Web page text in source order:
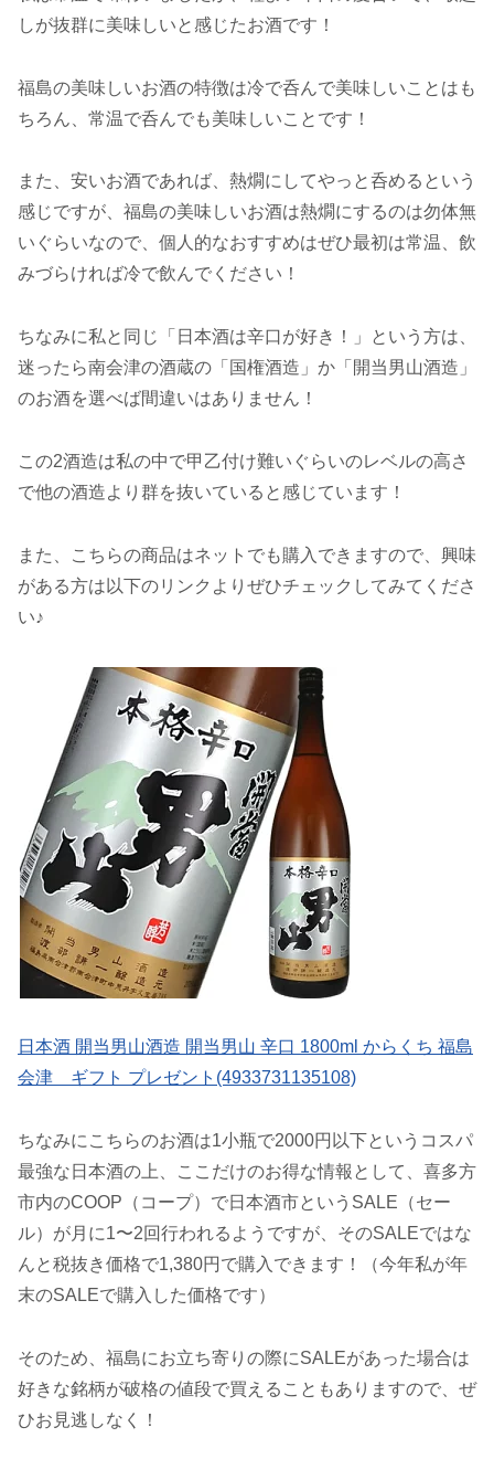
しが抜群に美味しいと感じたお酒です！
福島の美味しいお酒の特徴は冷で呑んで美味しいことはも
ちろん、常温で呑んでも美味しいことです！
また、安いお酒であれば、熱燗にしてやっと呑めるという
感じですが、福島の美味しいお酒は熱燗にするのは勿体無
いぐらいなので、個人的なおすすめはぜひ最初は常温、飲
みづらければ冷で飲んでください！
ちなみに私と同じ「日本酒は辛口が好き！」という方は、
迷ったら南会津の酒蔵の「国権酒造」か「開当男山酒造」
のお酒を選べば間違いはありません！
この2酒造は私の中で甲乙付け難いぐらいのレベルの高さ
で他の酒造より群を抜いていると感じています！
また、こちらの商品はネットでも購入できますので、興味
がある方は以下のリンクよりぜひチェックしてみてくださ
い♪
日本酒 開当男山酒造 開当男山 辛口 1800ml からくち 福島
会津 ギフト プレゼント(4933731135108)
ちなみにこちらのお酒は1小瓶で2000円以下というコスパ
最強な日本酒の上、ここだけのお得な情報として、喜多方
市内のCOOP（コープ）で日本酒市というSALE（セー
ル）が月に1〜2回行われるようですが、そのSALEではな
んと税抜き価格で1,380円で購入できます！（今年私が年
末のSALEで購入した価格です）
そのため、福島にお立ち寄りの際にSALEがあった場合は
好きな銘柄が破格の値段で買えることもありますので、ぜ
ひお見逃しなく！